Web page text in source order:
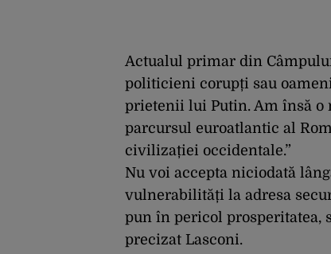
Actualul primar din
politicieni corupți sau
prietenii lui Putin. Am însă o
parcursul euroatlantic al
civilizației occidentale.”
Nu voi accepta niciodată
vulnerabilități la adresa
pun în pericol prosperitatea,
precizat Lasconi.